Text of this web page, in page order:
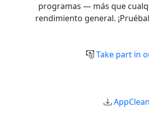
programas — más que
rendimiento general.
Take part in